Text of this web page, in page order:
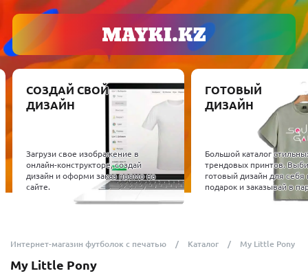
СОЗДАЙ СВОЙ
ДИЗАЙН
Загрузи свое изображение в
онлайн-конструкторе, создай
дизайн и оформи заказ прямо на
сайте.
ГОТОВЫЙ
ДИЗАЙН
Большой каталог
трендовых принтов.
готовый дизайн для себя
подарок и заказывай в
Интернет-магазин футболок с печатью Каталог My Little Pony
My Little Pony